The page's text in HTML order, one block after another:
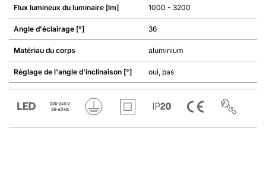
Flux lumineux du luminaire [lm] 1000 - 3200
Angle d'éclairage [°] 36
Matériau du corps aluminium
Réglage de l'angle d'inclinaison [°] oui, pas